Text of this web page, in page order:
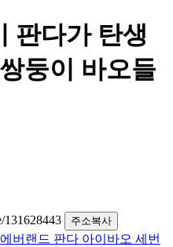
판다가 탄생
둥이 바오들
131628443
주소복사
버랜드 판다 아이바오 세번